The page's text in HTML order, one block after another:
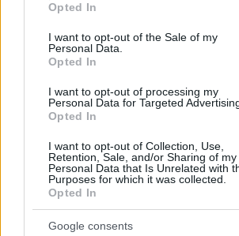
use your data for below specified
consent section.
Opted In
I want to opt-out of the Sale of my
Personal Data.
Opted In
I want to opt-out of processing my
Personal Data for Targeted
Opted In
I want to opt-out of Collection, Use,
Retention, Sale, and/or Sharing of my
Personal Data that Is Unrelated with
Purposes for which it was collected.
Opted In
Google consents
HÁZTARTÁSI GÉPEK, BERENDEZÉSEK
Milyen légkondik érhetők el a
Korunkban a lakóterek, irodák és
hőmérsékletének szabályozása már